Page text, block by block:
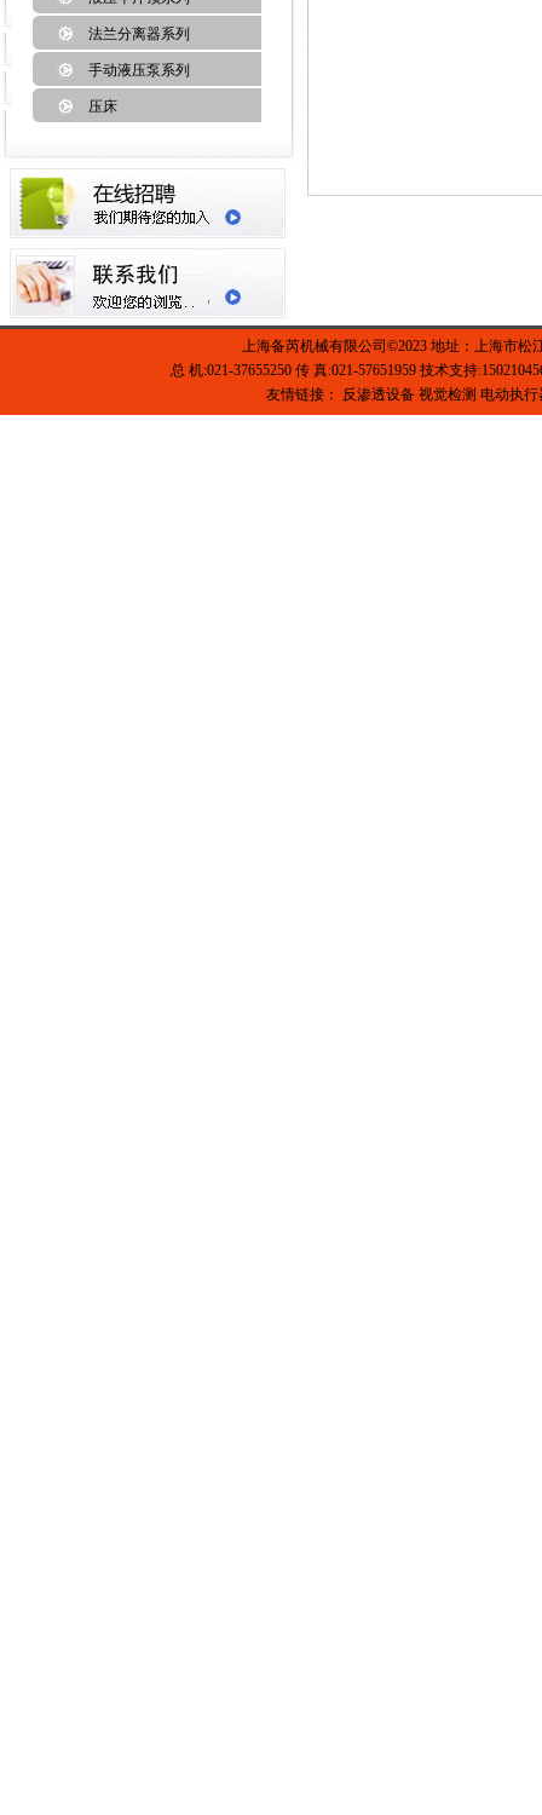
法兰分离器系列
手动液压泵系列
压床
上海备芮机械有限公司©2023 地址：上海市松
总 机:021-37655250 传 真:021-57651959 技术支持
友情链接： 反渗透设备 视觉检测 电动执行